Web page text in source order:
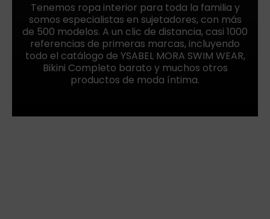
Tenemos ropa interior para toda la familia y
somos especialistas en sujetadores, con más
de 500 modelos. A un clic de distancia, casi 1000
referencias de primeras marcas, incluyendo
todo el catálogo de YSABEL MORA SWIM WEAR,
Bikini Completo barato y muchos otros
productos de moda íntima.